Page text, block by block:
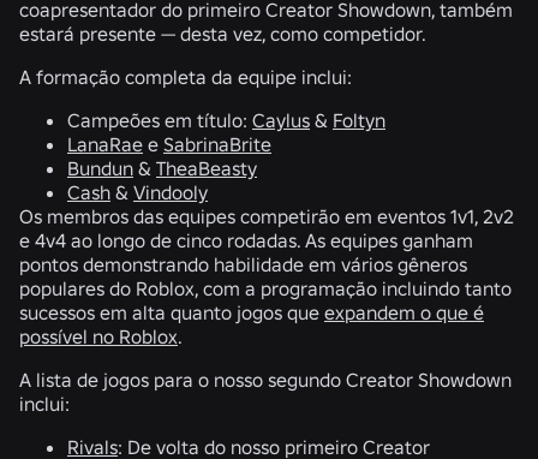
coapresentador do primeiro Creator Showdown, também
estará presente — desta vez, como competidor.
A formação completa da equipe inclui:
Campeões em título: Caylus & Foltyn
LanaRae e SabrinaBrite
Bundun & TheaBeasty
Cash & Vindooly
Os membros das equipes competirão em eventos 1v1, 2v2
e 4v4 ao longo de cinco rodadas. As equipes ganham
pontos demonstrando habilidade em vários gêneros
populares do Roblox, com a programação incluindo tanto
sucessos em alta quanto jogos que expandem o que é
possível no Roblox.
A lista de jogos para o nosso segundo Creator Showdown
inclui:
Rivals: De volta do nosso primeiro Creator